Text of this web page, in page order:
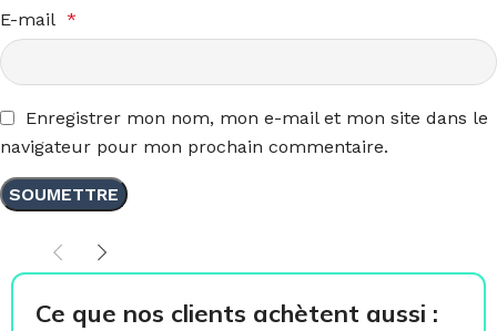
E-mail *
Enregistrer mon nom, mon e-mail et mon site dans le
navigateur pour mon prochain commentaire.
Ce que nos clients achètent aussi :